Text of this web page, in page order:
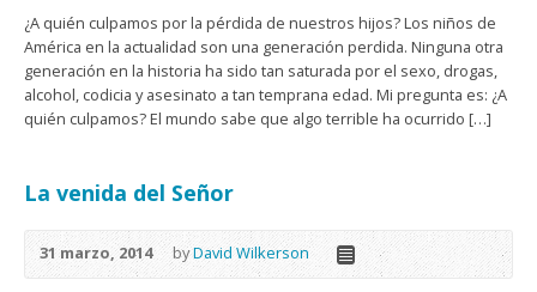
¿A quién culpamos por la pérdida de nuestros hijos? Los niños de
América en la actualidad son una generación perdida. Ninguna otra
generación en la historia ha sido tan saturada por el sexo, drogas,
alcohol, codicia y asesinato a tan temprana edad. Mi pregunta es: ¿A
quién culpamos? El mundo sabe que algo terrible ha ocurrido […]
La venida del Señor
31 marzo, 2014 byDavid Wilkerson